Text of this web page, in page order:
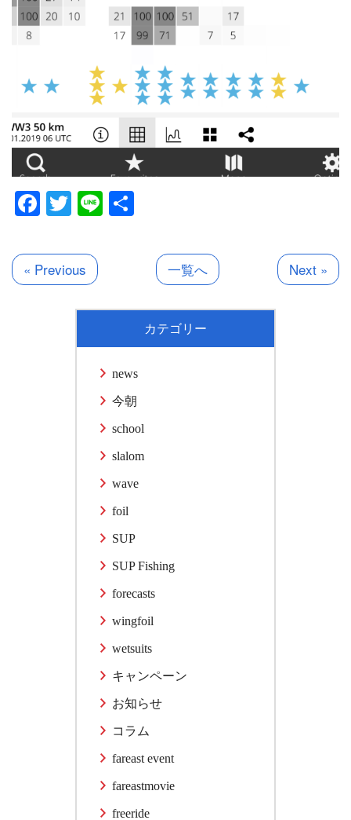
Facebook
Twitter
Line
« Previous 一覧へ Next »
カテゴリー
news
今朝
school
slalom
wave
foil
SUP
SUP Fishing
forecasts
wingfoil
wetsuits
キャンペーン
お知らせ
コラム
fareast event
fareastmovie
freeride